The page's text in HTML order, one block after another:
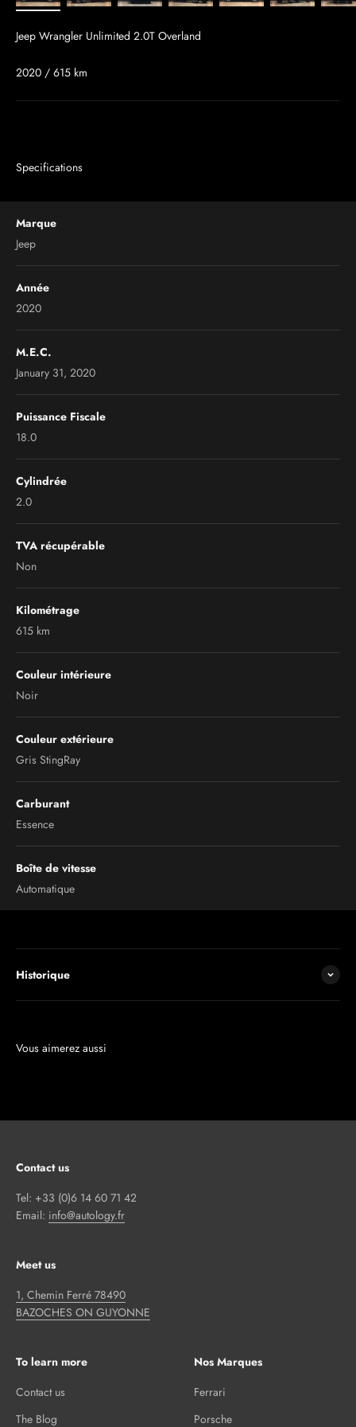
Jeep Wrangler Unlimited 2.0T Overland
2020 / 615 km
Specifications
Marque
Jeep
Année
2020
M.E.C.
January 31, 2020
Puissance Fiscale
18.0
Cylindrée
2.0
TVA récupérable
Non
Kilométrage
615 km
Couleur intérieure
Noir
Couleur extérieure
Gris StingRay
Carburant
Essence
Boîte de vitesse
Automatique
Historique
Contact us
Tel: +33 (0)6 14 60 71 42
Email: info@autology.fr
Meet us
1, Chemin Ferré 78490
BAZOCHES ON GUYONNE
To learn more
Contact us
The Blog
Nos Marques
Ferrari
Porsche